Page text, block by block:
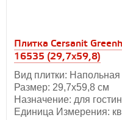
Плитка Cersanit
16535 (29,7x59,8)
Вид плитки: Напольная
Размер: 29,7х59,8 см
Назначение: для
Единица Измерения: